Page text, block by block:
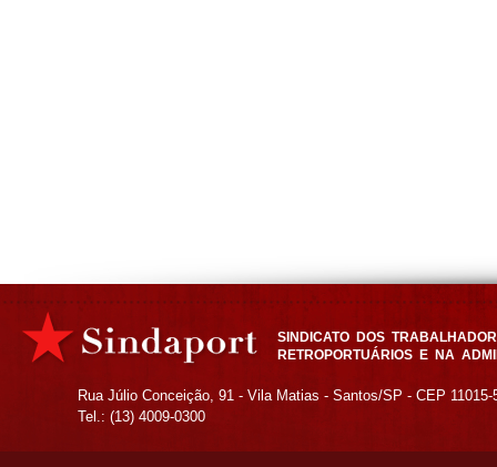
SINDICATO DOS
RETROPORTUÁRIOS E NA
Rua Júlio Conceição, 91 - Vila Matias - Santos/SP - CEP 11015-
Tel.: (13) 4009-0300